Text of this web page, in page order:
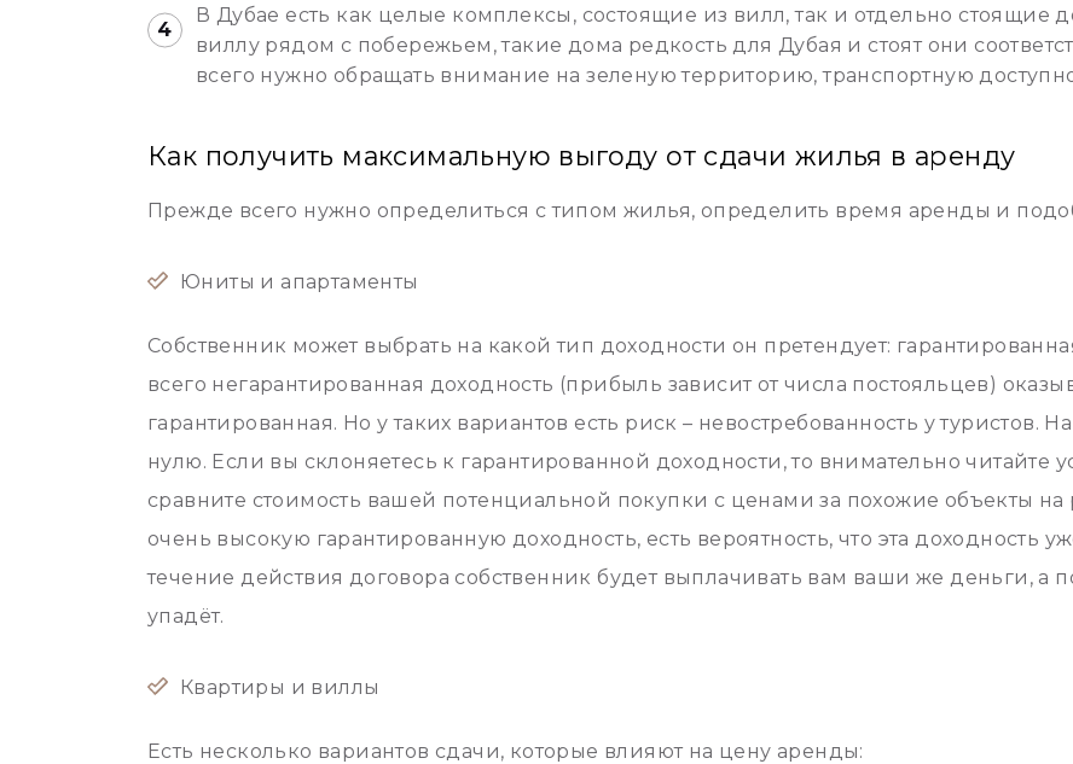
В Дубае есть как целые комплексы, состоящие из вилл, так и отдельно стоящие
виллу рядом с побережьем, такие дома редкость для Дубая и стоят они
всего нужно обращать внимание на зеленую территорию, транспортную
Как получить максимальную выгоду от сдачи жилья в аренду
Прежде всего нужно определиться с типом жилья, определить время аренды и
Юниты и апартаменты
Собственник может выбрать на какой тип доходности он претендует:
всего негарантированная доходность (прибыль зависит от числа постояльцев)
гарантированная. Но у таких вариантов есть риск – невостребованность у туристов.
нулю. Если вы склоняетесь к гарантированной доходности, то внимательно читайте
сравните стоимость вашей потенциальной покупки с ценами за похожие объекты на
очень высокую гарантированную доходность, есть вероятность, что эта доходность
течение действия договора собственник будет выплачивать вам ваши же деньги, а
упадёт.
Квартиры и виллы
Есть несколько вариантов сдачи, которые влияют на цену аренды: